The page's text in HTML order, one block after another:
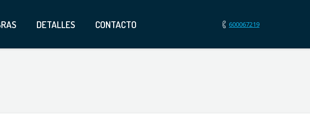
DETALLES CONTACTO 600067219